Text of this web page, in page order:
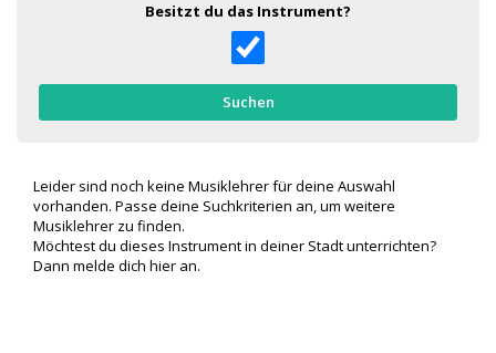
Besitzt du das Instrument?
Suchen
Leider sind noch keine Musiklehrer für deine Auswahl
vorhanden. Passe deine Suchkriterien an, um weitere
Musiklehrer zu finden.
Möchtest du dieses Instrument in deiner Stadt unterrichten?
Dann melde dich hier an.